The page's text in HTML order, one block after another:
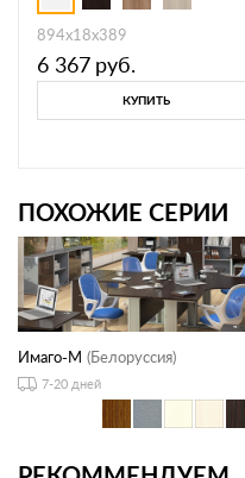
894х18х389
6 367 руб.
КУПИТЬ
ПОХОЖИЕ СЕРИИ
Имаго-М (Белоруссия)
7-20 дней